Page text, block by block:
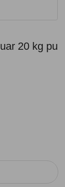
20 kg pu